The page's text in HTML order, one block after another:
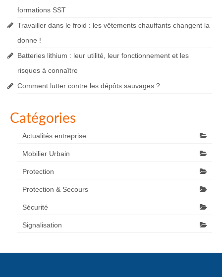
formations SST
Travailler dans le froid : les vêtements chauffants changent la
donne !
Batteries lithium : leur utilité, leur fonctionnement et les
risques à connaître
Comment lutter contre les dépôts sauvages ?
Catégories
Actualités entreprise
Mobilier Urbain
Protection
Protection & Secours
Sécurité
Signalisation